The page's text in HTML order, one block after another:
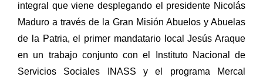
integral que viene desplegando el presidente Nicolás
Maduro a través de la Gran Misión Abuelos y Abuelas
de la Patria, el primer mandatario local Jesús Araque
en un trabajo conjunto con el Instituto Nacional de
Servicios Sociales INASS y el programa Mercal